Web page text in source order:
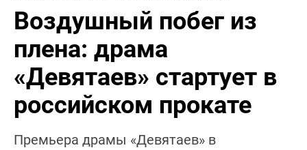
Воздушный побег из
плена: драма
«Девятаев» стартует в
российском прокате
Премьера драмы «Девятаев» в